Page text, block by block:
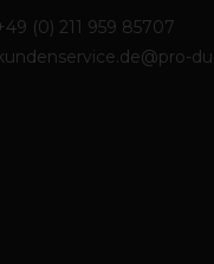
(0) 211 959 85707